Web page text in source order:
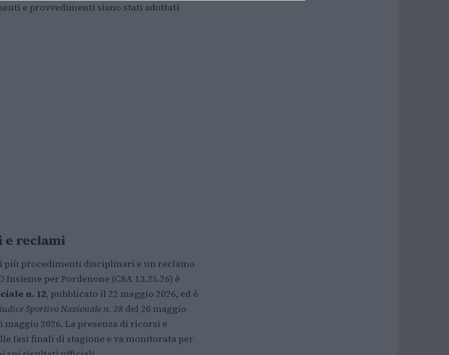
e provvedimenti siano stati adottati
reclami
più procedimenti disciplinari e un reclamo
Insieme per Pordenone (CSA 13.25.26) è
n. 12, pubblicato il 22 maggio 2026, ed è
Sportivo Nazionale n. 28 del 20 maggio
maggio 2026. La presenza di ricorsi e
fasi finali di stagione e va monitorata per